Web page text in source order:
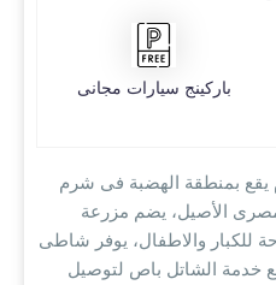
باركينج سيارات مجانى
سينا، تصنيف 3 نجوم يقع بمنطقة الهضبة فى شرم
الأصيل، يضم مزرعة
للكبار والاطفال، يوفر شاطى
الشاتل باص لتوصيل